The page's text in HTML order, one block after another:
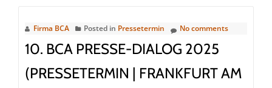
im
Wandel:
40
Jahre
Firma BCA Posted in Pressetermin No comments
10. BCA PRESSE-DIALOG 2025
(PRESSETERMIN | FRANKFURT AM